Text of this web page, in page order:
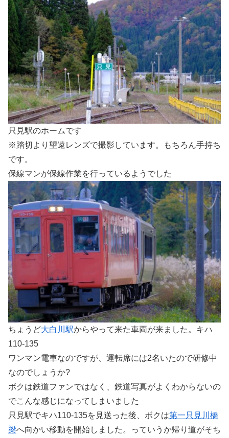
只見駅のホームです
※踏切より望遠レンズで撮影しています。もちろん手持ち
です。
保線マンが保線作業を行っているようでした
ちょうど大白川駅からやって来た車両が来ました。キハ
110-135
ワンマン電車なのですが、運転席には2名いたので研修中
なのでしょうか?
ボクは鉄道ファンではなく、鉄道写真がよくわからないの
でこんな感じになってしまいました
只見駅でキハ110-135を見送った後、ボクは第一只見川橋
梁へ向かい移動を開始しました。っていうか帰り道がそち